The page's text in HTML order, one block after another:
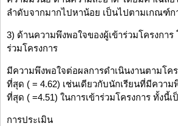
ลำดับจากมากไปหาน้อย เป็นไปตามเกณฑ์ก
3) ด้านความพึงพอใจของผู้เข้าร่วมโครงกา
ร่วมโครงการ
มีความพึงพอใจต่อผลการดำเนินงานตามโค
ที่สุด ( = 4.62) เช่นเดียวกับนักเรียนที่มีความ
ที่สุด ( =4.51) ในการเข้าร่วมโครงการ ทั้งนี้
การประเมิน